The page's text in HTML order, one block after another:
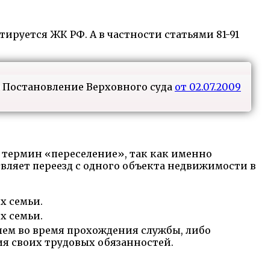
ЖК РФ. А в частности статьями 81-91
Верховного суда от 02.07.2009
«переселение», так как именно
переезд с одного объекта недвижимости в
семьи.
семьи.
во время прохождения службы, либо
своих трудовых обязанностей.